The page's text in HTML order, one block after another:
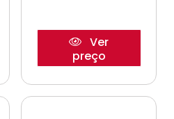
Ver
preço